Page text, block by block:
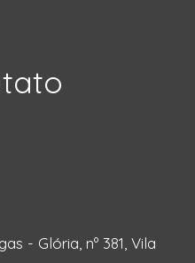
- Glória, nº 381, Vila